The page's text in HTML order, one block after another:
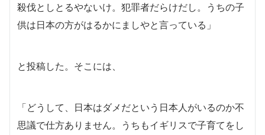
殺伐としとるやないけ。犯罪者だらけだし。うちの子
供は日本の方がはるかにましやと言っている」
と投稿した。そこには、
「どうして、日本はダメだという日本人がいるのか不
思議で仕方ありません。うちもイギリスで子育てをし